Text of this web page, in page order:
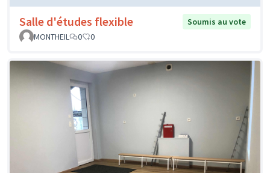
Salle d'études flexible
Soumis au vote
MONTHEIL
0 0